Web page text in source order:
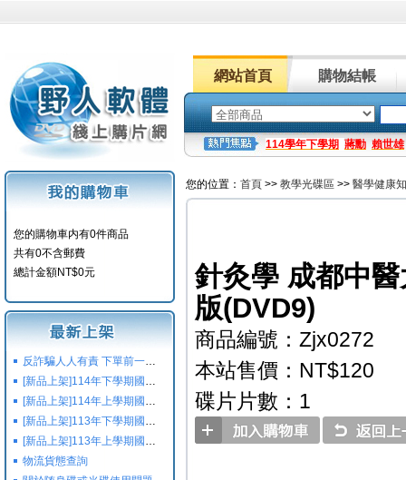
網站首頁 購物結帳
114學年下學期 蔣勳 賴世雄
您的購物車内有0件商品
共有0不含郵費
總計金額NT$0元
反詐騙人人有責 下單前一定要注意
[新品上架]114年下學期國小國中高中命題光碟,校用卷,習作
[新品上架]114年上學期國小國中高中命題光碟,校用卷,習作
[新品上架]113年下學期國小國中高中命題光碟,校用卷,習作
[新品上架]113年上學期國小國中高中命題光碟,校用卷,習作
物流貨態查詢
您的位置： 首頁 >> 教學光碟區 >> 醫學健康
針灸學 成都中
版(DVD9)
商品編號：Zjx0272
本站售價：NT$120
碟片片數：1